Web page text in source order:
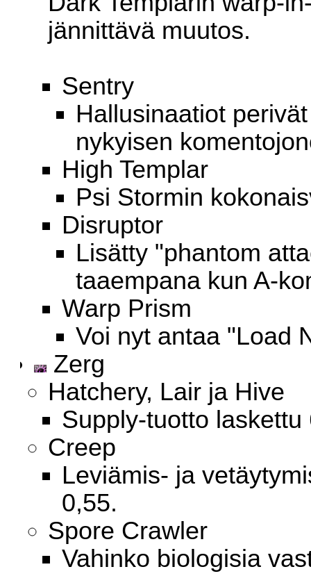
jännittävä muutos.
Sentry
Hallusinaatiot
nykyisen
High Templar
Psi Stormin
Disruptor
Lisätty "phantom
taaempana kun A-
Warp Prism
Voi nyt antaa "Load
Zerg
Hatchery, Lair ja Hive
Supply-tuotto laskettu
Creep
Leviämis- ja
0,55.
Spore Crawler
Vahinko biologisia